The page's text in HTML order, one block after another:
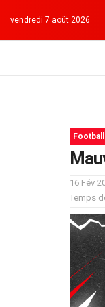
vendredi 7 août 2026
Football
16 Fév
Temps